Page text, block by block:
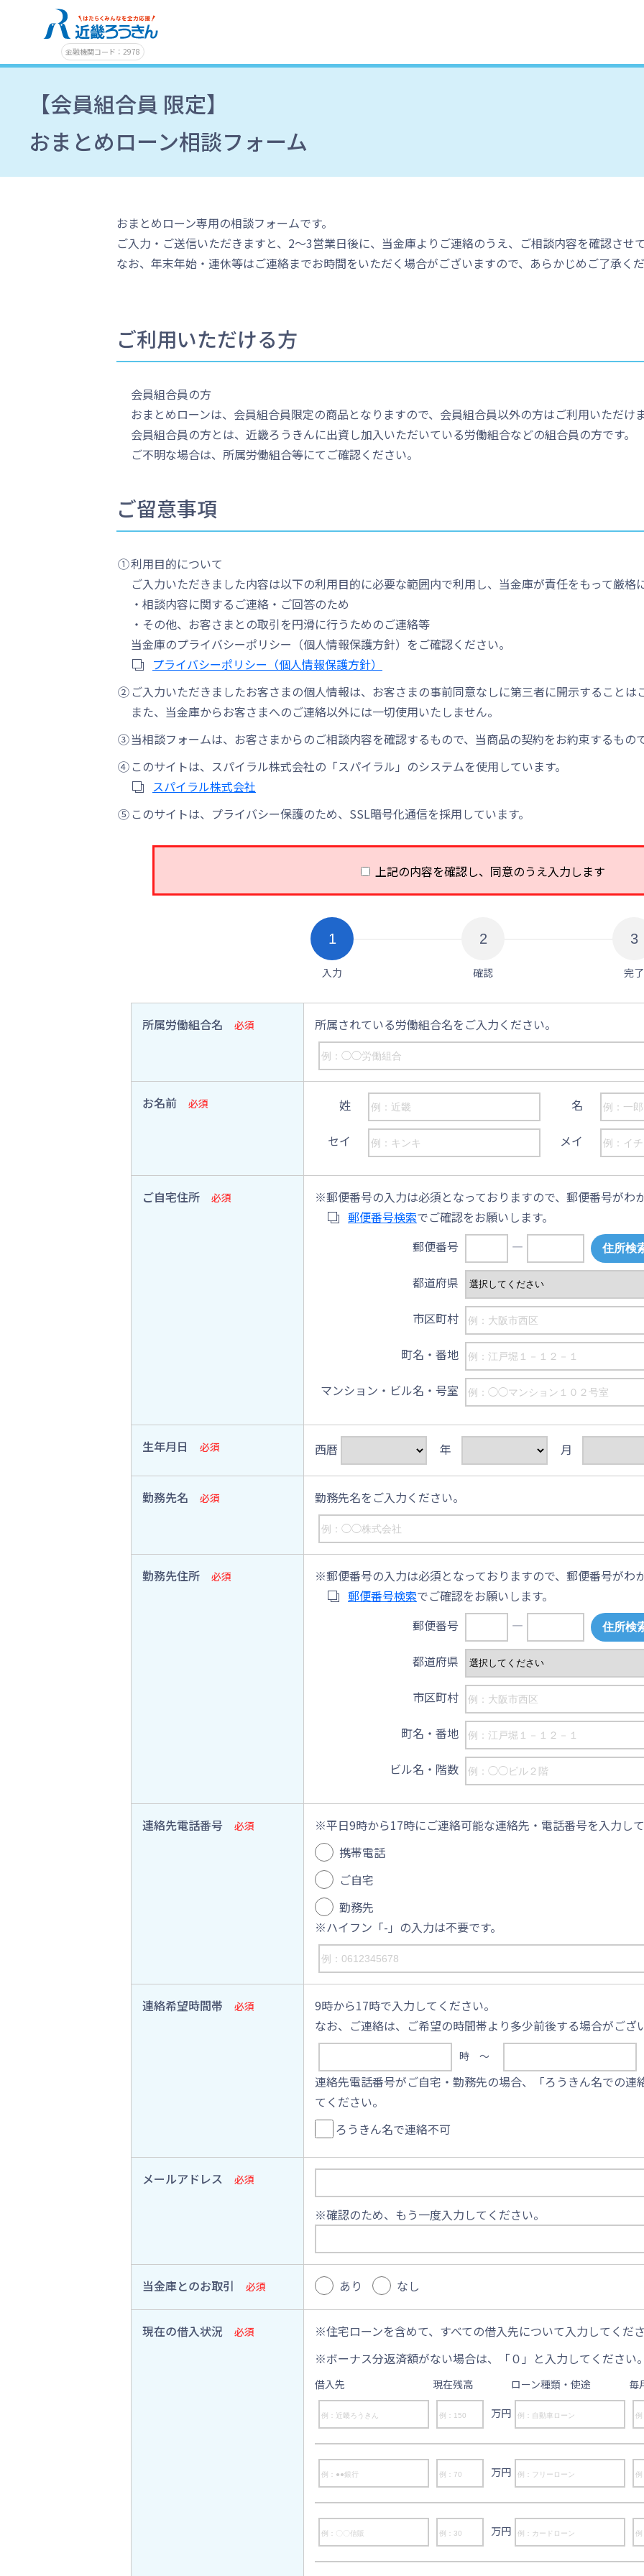
金融機関コード：2978
【会員組合員 限定】
おまとめローン相談フォーム
おまとめローン専用の相談フォームです。
ご入力・ご送信いただきますと、2～3営業日後に、当金庫よりご連絡のうえ、ご相談内容を確認させて
なお、年末年始・連休等はご連絡までお時間をいただく場合がございますので、あらかじめご了承くだ
ご利用いただける方
会員組合員の方
おまとめローンは、会員組合員限定の商品となりますので、会員組合員以外の方はご利用いただけま
会員組合員の方とは、近畿ろうきんに出資し加入いただいている労働組合などの組合員の方です。
ご不明な場合は、所属労働組合等にてご確認ください。
ご留意事項
①利用目的について
ご入力いただきました内容は以下の利用目的に必要な範囲内で利用し、当金庫が責任をもって厳格
・相談内容に関するご連絡・ご回答のため
・その他、お客さまとの取引を円滑に行うためのご連絡等
当金庫のプライバシーポリシー（個人情報保護方針）をご確認ください。
プライバシーポリシー（個人情報保護方針）
② ご入力いただきましたお客さまの個人情報は、お客さまの事前同意なしに第三者に開示することは
また、当金庫からお客さまへのご連絡以外には一切使用いたしません。
③当相談フォームは、お客さまからのご相談内容を確認するもので、当商品の契約をお約束するもの
④ このサイトは、スパイラル株式会社の「スパイラル」のシステムを使用しています。
スパイラル株式会社
⑤ このサイトは、プライバシー保護のため、SSL暗号化通信を採用しています。
上記の内容を確認し、同意のうえ入力します
入力 確認 完了
所属労働組合名 必須 所属されている労働組合名をご入力ください。
お名前 必須 姓 名
セイ メイ
ご自宅住所 必須
郵便番号の入力は必須となっておりますので、郵便番号がわ
郵便番号検索でご確認をお願いします。
郵便番号
―
都道府県
市区町村
町名・番地
マンション・ビル名・号室
生年月日 必須 西暦 年 月
勤務先名 必須 勤務先名をご入力ください。
勤務先住所 必須
郵便番号の入力は必須となっておりますので、郵便番号がわ
郵便番号検索でご確認をお願いします。
郵便番号
―
都道府県
市区町村
町名・番地
ビル名・階数
連絡先電話番号 必須
平日9時から17時にご連絡可能な連絡先・電話番号を入力して
携帯電話
ご自宅
勤務先
ハイフン「-」の入力は不要です。
連絡希望時間帯 必須
9時から17時で入力してください。
なお、ご連絡は、ご希望の時間帯より多少前後する場合がござ
時 〜
連絡先電話番号がご自宅・勤務先の場合、「ろうきん名での
てください。
ろうきん名で連絡不可
メールアドレス 必須
※確認のため、もう一度入力してください。
当金庫とのお取引 必須 あり なし
現在の借入状況 必須
住宅ローンを含めて、すべての借入先について入力してくださ
ボーナス分返済額がない場合は、「０」と入力してください。
借入先 現在残高
万円
ローン種類・使途 毎
万円
万円